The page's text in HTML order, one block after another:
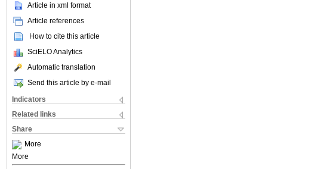
Article in xml format
Article references
How to cite this article
SciELO Analytics
Automatic translation
Send this article by e-mail
Indicators
Related links
Share
More
More